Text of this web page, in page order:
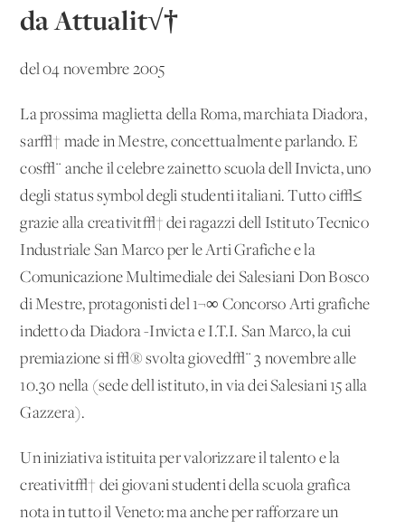
da Attualit√†
del 04 novembre 2005
La prossima maglietta della Roma, marchiata Diadora,
sar√† made in Mestre, concettualmente parlando. E
cos√¨ anche il celebre zainetto scuola dell'Invicta, uno
degli status symbol degli studenti italiani. Tutto ci√≤
grazie alla creativit√† dei ragazzi dell'Istituto Tecnico
Industriale San Marco per le Arti Grafiche e la
Comunicazione Multimediale dei Salesiani Don Bosco
di Mestre, protagonisti del 1¬∞ Concorso Arti grafiche
indetto da Diadora -Invicta e I.T.I. San Marco, la cui
premiazione si √® svolta gioved√¨ 3 novembre alle
10.30 nella (sede dell'istituto, in via dei Salesiani 15 alla
Gazzera).
Un'iniziativa istituita per valorizzare il talento e la
creativit√† dei giovani studenti della scuola grafica
nota in tutto il Veneto: ma anche per rafforzare un